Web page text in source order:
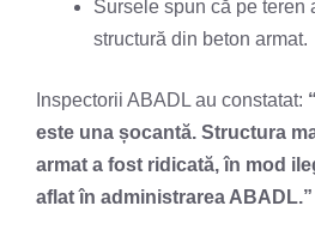
Sursele spun că pe teren
structură din beton armat.
Inspectorii ABADL au constatat:
este una șocantă. Structura
armat a fost ridicată, în mod
aflat în administrarea ABADL.”